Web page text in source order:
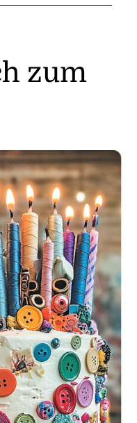
zum